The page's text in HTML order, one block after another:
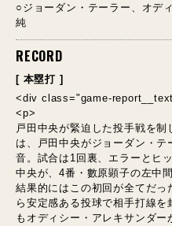
○ジョーダン・テーラー、オデ
純
RECORD
[ 本塁打 ]
<div class="game-
<p>
戸田中央が緊迫した投手戦を
は、戸田中央がジョーダン・
音。試合は1回裏、エラーとヒ
中央が、4番・數原顕子の左中
結果的にはこの初回が全てだ
ら安定感ある投球で相手打線
もオディシー・アレキサンダ